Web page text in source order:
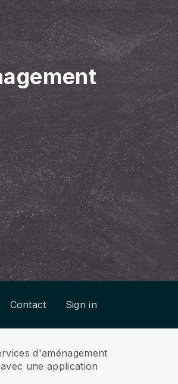
Contact Sign in
d'aménagement
une application